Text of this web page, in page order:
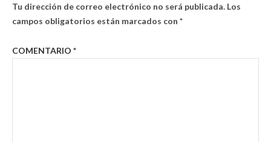
Tu dirección de correo electrónico no será publicada. Los
campos obligatorios están marcados con *
COMENTARIO *